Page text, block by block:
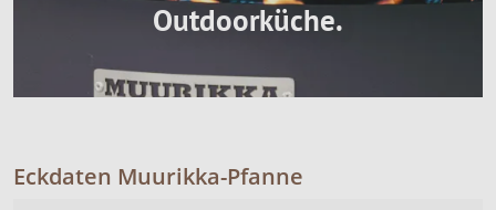
Outdoorküche.
Eckdaten Muurikka-Pfanne